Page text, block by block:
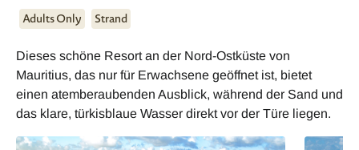
Adults Only Strand
Dieses schöne Resort an der Nord-Ostküste von
Mauritius, das nur für Erwachsene geöffnet ist, bietet
einen atemberaubenden Ausblick, während der Sand und
das klare, türkisblaue Wasser direkt vor der Türe liegen.